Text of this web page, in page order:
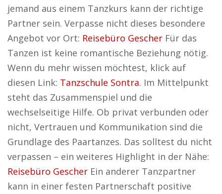
jemand aus einem Tanzkurs kann der richtige
Partner sein. Verpasse nicht dieses besondere
Angebot vor Ort: Reisebüro Gescher Für das
Tanzen ist keine romantische Beziehung nötig.
Wenn du mehr wissen möchtest, klick auf
diesen Link: Tanzschule Sontra. Im Mittelpunkt
steht das Zusammenspiel und die
wechselseitige Hilfe. Ob privat verbunden oder
nicht, Vertrauen und Kommunikation sind die
Grundlage des Paartanzes. Das solltest du nicht
verpassen – ein weiteres Highlight in der Nähe:
Reisebüro Gescher Ein anderer Tanzpartner
kann in einer festen Partnerschaft positive